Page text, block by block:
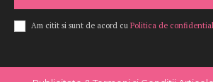
Am citit si sunt de acord cu Politica de